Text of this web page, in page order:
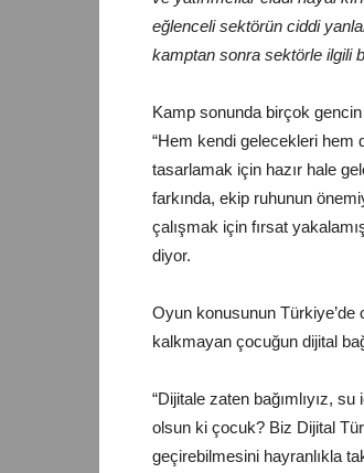
eğlenceli sektörün ciddi
kamptan sonra sektörle ilgili
Kamp sonunda birçok
“Hem kendi gelecekleri hem
tasarlamak için hazır hale
farkında, ekip ruhunun
çalışmak için fırsat
diyor.
Oyun konusunun Türkiye’de
kalkmayan çocuğun dijital
“Dijitale zaten bağımlıyız,
olsun ki çocuk? Biz Dijital
geçirebilmesini hayranlıkla